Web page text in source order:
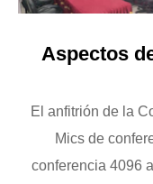
Aspectos
El anfitrión de la
Mics de
conferencia 4096